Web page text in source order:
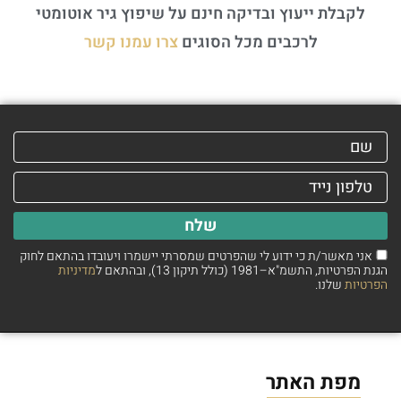
לקבלת ייעוץ ובדיקה חינם על שיפוץ גיר אוטומטי
לרכבים מכל הסוגים צרו עמנו קשר
אני מאשר/ת כי ידוע לי שהפרטים שמסרתי יישמרו ויעובדו בהתאם לחוק
הגנת הפרטיות, התשמ"א–1981 (כולל תיקון 13), ובהתאם ל מדיניות
הפרטיותשלנו.
שלח
מפת האתר